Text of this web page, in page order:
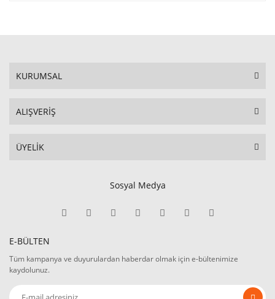
KURUMSAL
ALIŞVERİŞ
ÜYELİK
Sosyal Medya
E-BÜLTEN
Tüm kampanya ve duyurulardan haberdar olmak için e-bültenimize
kaydolunuz.